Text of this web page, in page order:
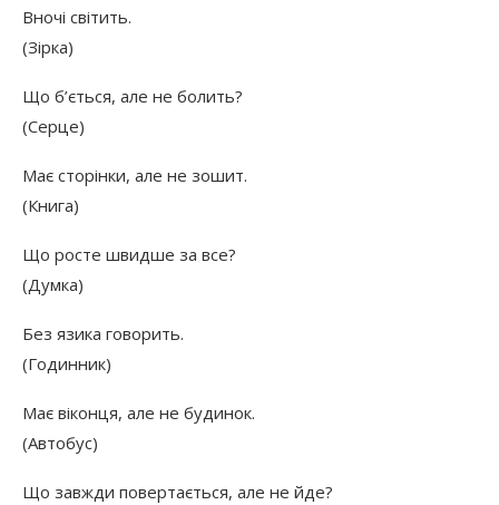
Вночі світить.
(Зірка)
Що б’ється, але не болить?
(Серце)
Має сторінки, але не зошит.
(Книга)
Що росте швидше за все?
(Думка)
Без язика говорить.
(Годинник)
Має віконця, але не будинок.
(Автобус)
Що завжди повертається, але не йде?